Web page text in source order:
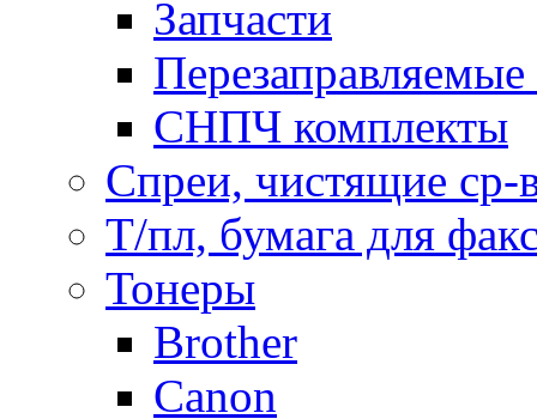
Запчасти
Перезаправляемые
СНПЧ комплекты
Спреи, чистящие ср-
Т/пл, бумага для
Тонеры
Brother
Canon